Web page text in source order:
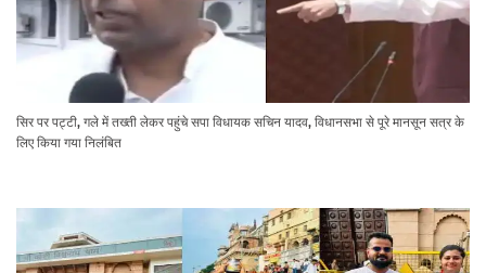
सिर पर पट्टी, गले में तख्ती लेकर पहुंचे सपा विधायक सचिन यादव, विधानसभा से पूरे मानसून सत्र के
लिए किया गया निलंबित